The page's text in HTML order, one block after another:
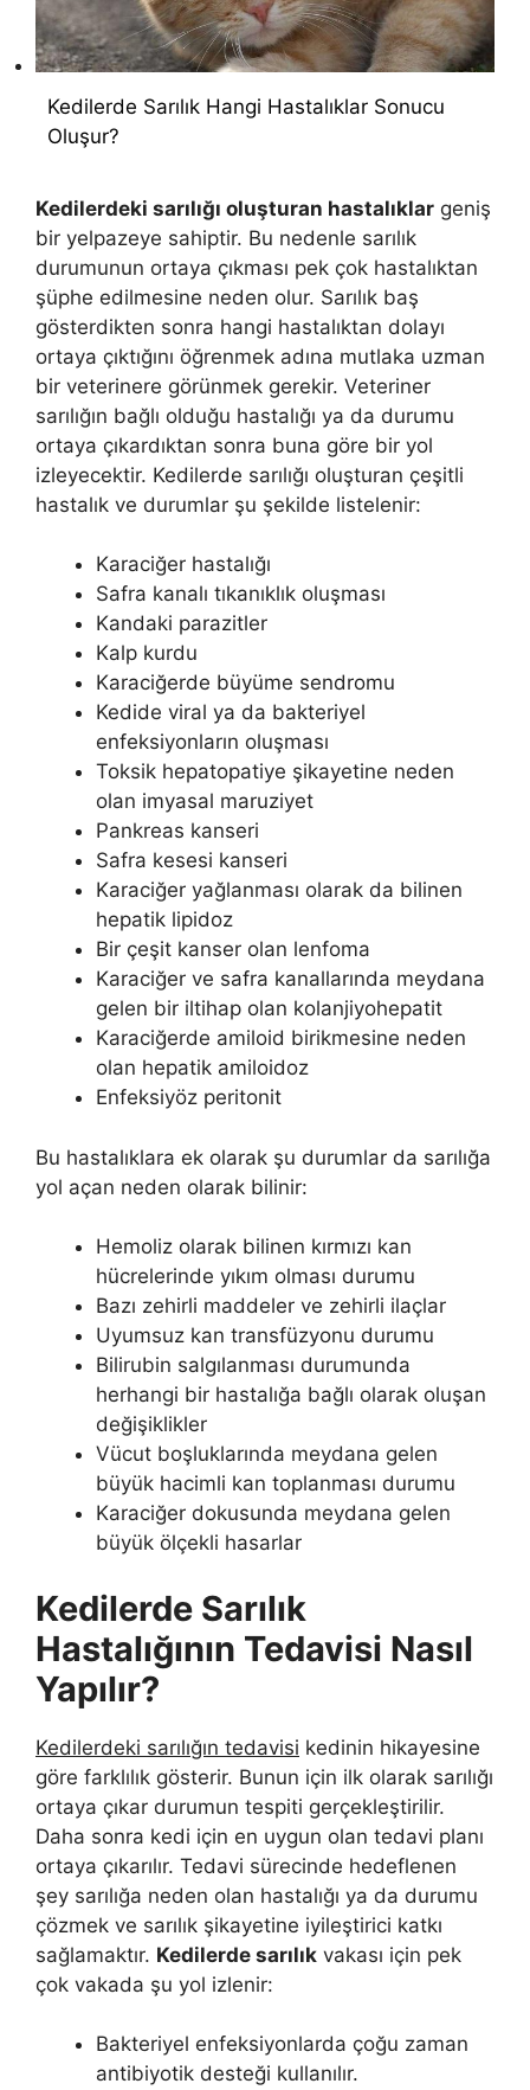
Kedilerde Sarılık Hangi Hastalıklar Sonucu
Oluşur?
Kedilerdeki sarılığı oluşturan hastalıklar geniş
bir yelpazeye sahiptir. Bu nedenle sarılık
durumunun ortaya çıkması pek çok hastalıktan
şüphe edilmesine neden olur. Sarılık baş
gösterdikten sonra hangi hastalıktan dolayı
ortaya çıktığını öğrenmek adına mutlaka uzman
bir veterinere görünmek gerekir. Veteriner
sarılığın bağlı olduğu hastalığı ya da durumu
ortaya çıkardıktan sonra buna göre bir yol
izleyecektir. Kedilerde sarılığı oluşturan çeşitli
hastalık ve durumlar şu şekilde listelenir:
Karaciğer hastalığı
Safra kanalı tıkanıklık oluşması
Kandaki parazitler
Kalp kurdu
Karaciğerde büyüme sendromu
Kedide viral ya da bakteriyel
enfeksiyonların oluşması
Toksik hepatopatiye şikayetine neden
olan imyasal maruziyet
Pankreas kanseri
Safra kesesi kanseri
Karaciğer yağlanması olarak da bilinen
hepatik lipidoz
Bir çeşit kanser olan lenfoma
Karaciğer ve safra kanallarında meydana
gelen bir iltihap olan kolanjiyohepatit
Karaciğerde amiloid birikmesine neden
olan hepatik amiloidoz
Enfeksiyöz peritonit
Bu hastalıklara ek olarak şu durumlar da sarılığa
yol açan neden olarak bilinir:
Hemoliz olarak bilinen kırmızı kan
hücrelerinde yıkım olması durumu
Bazı zehirli maddeler ve zehirli ilaçlar
Uyumsuz kan transfüzyonu durumu
Bilirubin salgılanması durumunda
herhangi bir hastalığa bağlı olarak oluşan
değişiklikler
Vücut boşluklarında meydana gelen
büyük hacimli kan toplanması durumu
Karaciğer dokusunda meydana gelen
büyük ölçekli hasarlar
Kedilerde Sarılık
Hastalığının Tedavisi Nasıl
Yapılır?
Kedilerdeki sarılığın tedavisi kedinin hikayesine
göre farklılık gösterir. Bunun için ilk olarak sarılığı
ortaya çıkar durumun tespiti gerçekleştirilir.
Daha sonra kedi için en uygun olan tedavi planı
ortaya çıkarılır. Tedavi sürecinde hedeflenen
şey sarılığa neden olan hastalığı ya da durumu
çözmek ve sarılık şikayetine iyileştirici katkı
sağlamaktır. Kedilerde sarılık vakası için pek
çok vakada şu yol izlenir:
Bakteriyel enfeksiyonlarda çoğu zaman
antibiyotik desteği kullanılır.